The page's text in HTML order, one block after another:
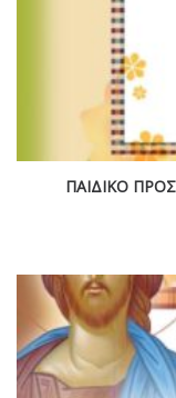
ΠΑΙΔΙΚΟ